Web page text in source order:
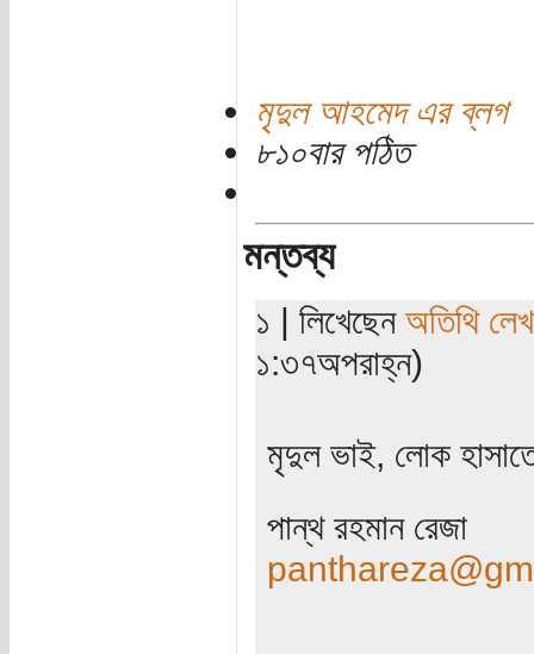
মৃদুল আহমেদ এর ব্লগ
৮১০বার পঠিত
মন্তব্য
১ | লিখেছেন অতিথি
১:৩৭অপরাহ্ন)
মৃদুল ভাই, লোক
পান্থ রহমান রেজা